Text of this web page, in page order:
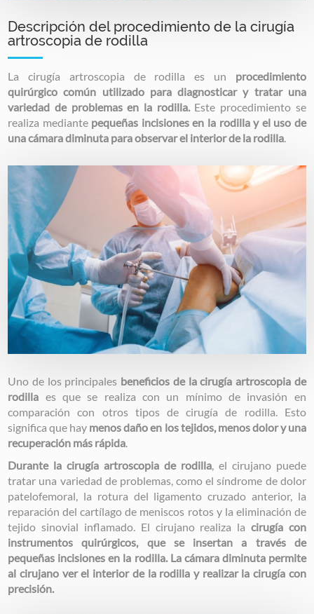
Descripción del procedimiento de la cirugía
artroscopia de rodilla
La cirugía artroscopia de rodilla es un procedimiento
quirúrgico común utilizado para diagnosticar y tratar una
variedad de problemas en la rodilla.Este procedimiento se
realiza mediante pequeñas incisiones en la rodilla y el uso de
una cámara diminuta para observar el interior de la rodilla.
Image
Uno de los principales beneficios de la cirugía artroscopia de
rodilla es que se realiza con un mínimo de invasión en
comparación con otros tipos de cirugía de rodilla. Esto
significa que hay menos daño en los tejidos, menos dolor y una
recuperación más rápida.
Durante la cirugía artroscopia de rodilla, el cirujano puede
tratar una variedad de problemas, como el síndrome de dolor
patelofemoral, la rotura del ligamento cruzado anterior, la
reparación del cartílago de meniscos rotos y la eliminación de
tejido sinovial inflamado. El cirujano realiza la cirugía con
instrumentos quirúrgicos, que se insertan a través de
pequeñas incisiones en la rodilla. La cámara diminuta permite
al cirujano ver el interior de la rodilla y realizar la cirugía con
precisión.